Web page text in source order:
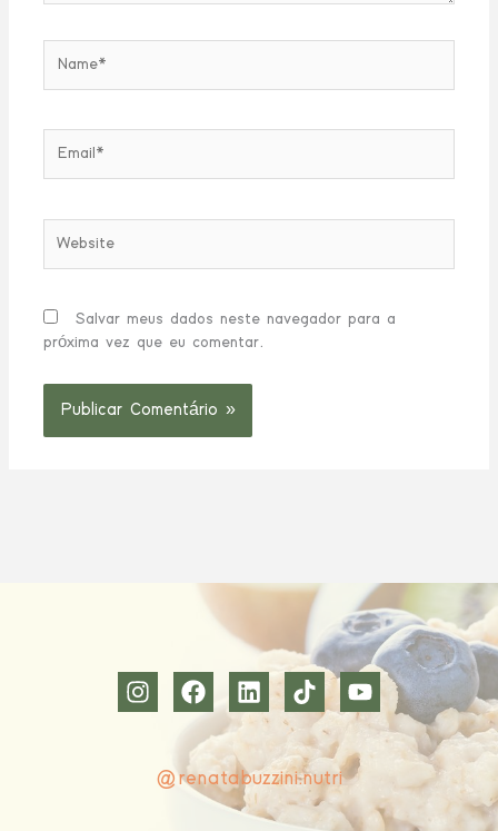
Salvar meus dados neste navegador para a
próxima vez que eu comentar.
@renatabuzzini.nutri